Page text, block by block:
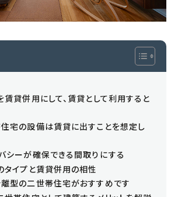
相談
貸併用にして、賃貸として利用すると
宅の設備は賃貸に出すことを想定し
シーが確保できる間取りにする
タイプと賃貸併用の相性
型の二世帯住宅がおすすめです